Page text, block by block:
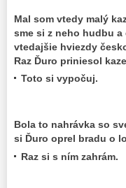
Mal som vtedy malý
sme si z neho hudbu
vtedajšie hviezdy
Raz Ďuro priniesol
Toto si vypočuj.
Bola to nahrávka so
si Ďuro oprel bradu o
Raz si s ním zahrám.